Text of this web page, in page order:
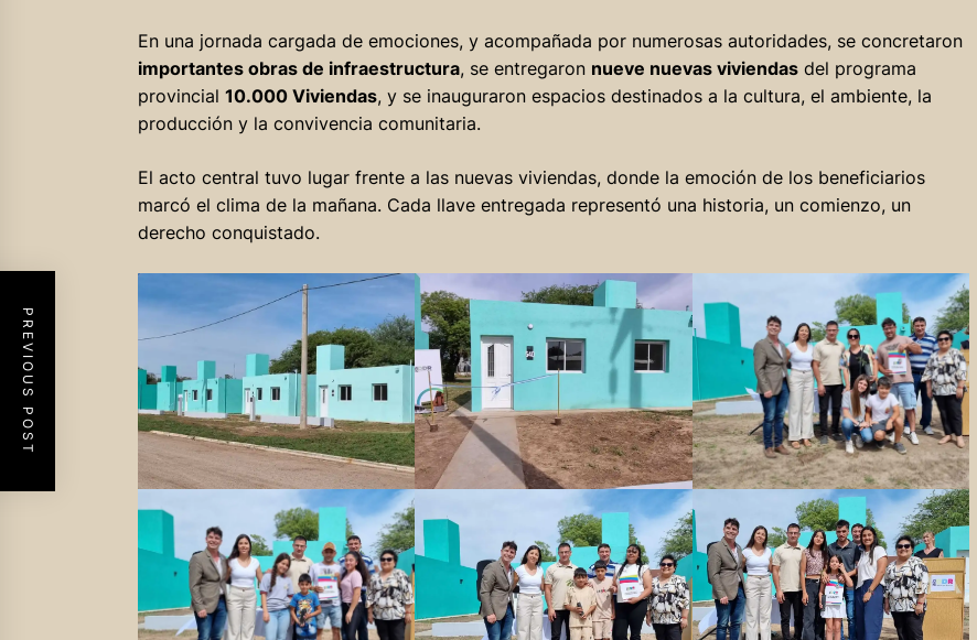
En una jornada cargada de emociones, y acompañada por numerosas autoridades, se concretaron
importantes obras de infraestructura, se entregaron nueve nuevas viviendasdel programa
provincial 10.000 Viviendas, y se inauguraron espacios destinados a la cultura, el ambiente, la
producción y la convivencia comunitaria.
El acto central tuvo lugar frente a las nuevas viviendas, donde la emoción de los beneficiarios
marcó el clima de la mañana. Cada llave entregada representó una historia, un comienzo, un
derecho conquistado.
PREVIOUS POST